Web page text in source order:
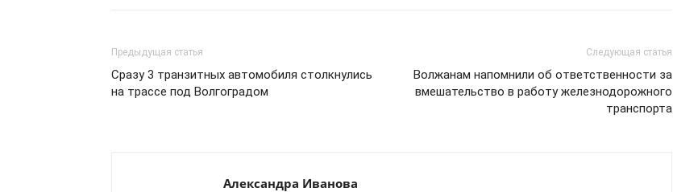
Предыдущая статья
Сразу 3 транзитных автомобиля столкнулись
на трассе под Волгоградом
Следующая статья
Волжанам напомнили об ответственности за
вмешательство в работу железнодорожного
транспорта
Александра Иванова